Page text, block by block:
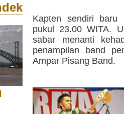
Kapten sendiri
pukul 23.00 WITA.
sabar menanti
penampilan band
Ampar Pisang Band.